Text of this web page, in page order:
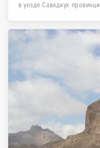
в уезде Савадкух